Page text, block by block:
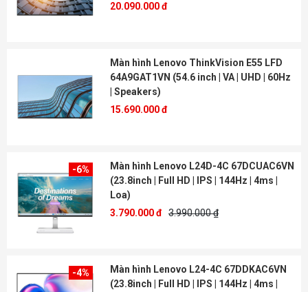
20.090.000 đ
Màn hình Lenovo ThinkVision E55 LFD
64A9GAT1VN (54.6 inch | VA | UHD | 60Hz
| Speakers)
15.690.000 đ
-6%
Màn hình Lenovo L24D-4C 67DCUAC6VN
(23.8inch | Full HD | IPS | 144Hz | 4ms |
Loa)
3.790.000 đ 3.990.000 ₫
-4%
Màn hình Lenovo L24-4C 67DDKAC6VN
(23.8inch | Full HD | IPS | 144Hz | 4ms |